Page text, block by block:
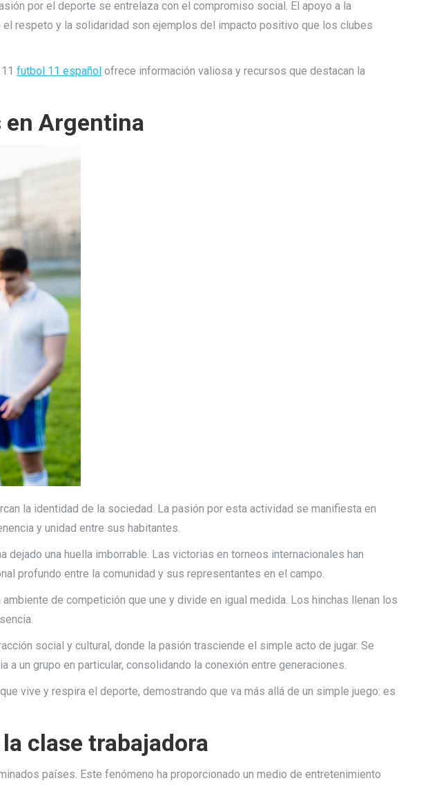
por el deporte se entrelaza con el compromiso social. El apoyo a la
respeto y la solidaridad son ejemplos del impacto positivo que los clubes
futbol 11 español ofrece información valiosa y recursos que destacan la
Argentina
la identidad de la sociedad. La pasión por esta actividad se manifiesta en
y unidad entre sus habitantes.
una huella imborrable. Las victorias en torneos internacionales han
profundo entre la comunidad y sus representantes en el campo.
de competición que une y divide en igual medida. Los hinchas llenan los
social y cultural, donde la pasión trasciende el simple acto de jugar. Se
un grupo en particular, consolidando la conexión entre generaciones.
vive y respira el deporte, demostrando que va más allá de un simple juego: es
clase trabajadora
países. Este fenómeno ha proporcionado un medio de entretenimiento